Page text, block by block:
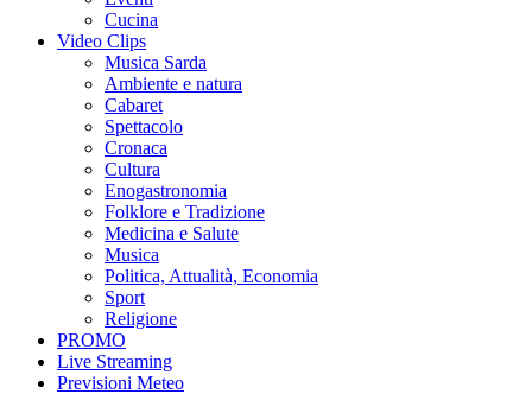
Cucina
Video Clips
Musica Sarda
Ambiente e natura
Cabaret
Spettacolo
Cronaca
Cultura
Enogastronomia
Folklore e Tradizione
Medicina e Salute
Musica
Politica, Attualità, Economia
Sport
Religione
PROMO
Live Streaming
Previsioni Meteo